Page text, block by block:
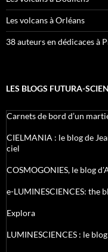
Les volcans à Orléans
38 auteurs en dédicaces à
LES BLOGS FUTURA-
Carnets de bord d’un
CIELMANIA : le blog de
ciel
COSMOGONIES, le blog
e-LUMINESCIENCES: the
Explora
LUMINESCIENCES : le